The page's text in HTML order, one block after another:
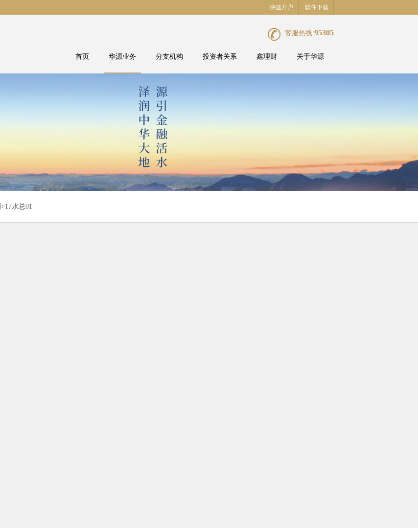
快速开户 软件下载
客服热线:95305
首页 华源业务 分支机构 投资者关系 鑫理财 关于华源
>17水总01